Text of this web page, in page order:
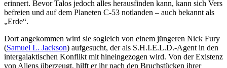
erinnert. Bevor Talos jedoch alles herausfinden kann, kann sich Vers
befreien und auf dem Planeten C-53 notlanden – auch bekannt als
„Erde“.
Dort angekommen wird sie sogleich von einem jüngeren Nick Fury
(Samuel L. Jackson) aufgesucht, der als S.H.I.E.L.D.-Agent in den
intergalaktischen Konflikt mit hineingezogen wird. Von der Existenz
von Aliens überzeugt, hilft er ihr nach den Bruchstücken ihrer